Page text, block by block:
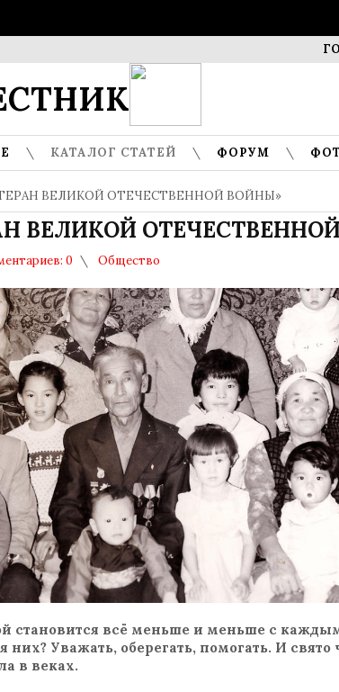
ГОСТИ
КАТАЛОГ СТАТЕЙ ФОРУМ
ВЕЛИКОЙ ОТЕЧЕСТВЕННОЙ ВОЙНЫ»
ВЕЛИКОЙ
0 Общество
становится всё меньше и меньше с
Уважать, оберегать, помогать. И
в веках.